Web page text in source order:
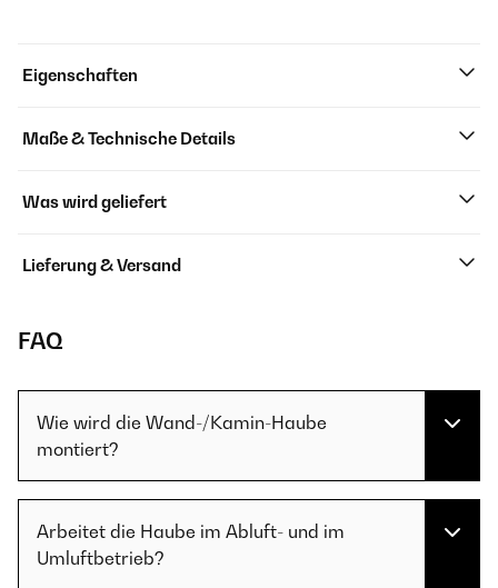
Eigenschaften
Maße & Technische Details
Was wird geliefert
Lieferung & Versand
FAQ
Wie wird die Wand-/Kamin-Haube
montiert?
Arbeitet die Haube im Abluft- und im
Umluftbetrieb?